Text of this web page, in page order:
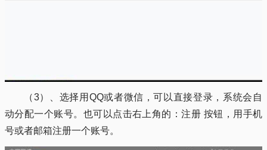
（3）、选择用QQ或者微信，可以直接登录，系统会自
动分配一个账号。也可以点击右上角的：注册 按钮，用手机
号或者邮箱注册一个账号。